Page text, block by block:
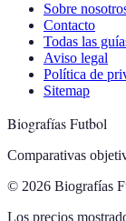
Sobre
Contacto
Todas las
Aviso legal
Política de
Sitemap
Biografías Futbol
Comparativas
© 2026 Biografías
Los precios